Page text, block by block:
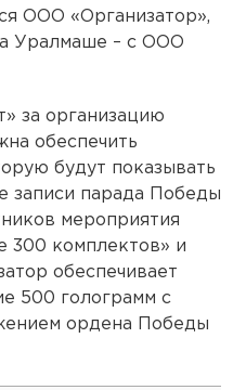
ООО «Организатор»,
Уралмаше – с ООО
за организацию
обеспечить
будут показывать
записи парада Победы
мероприятия
300 комплектов» и
обеспечивает
500 голограмм с
ордена Победы